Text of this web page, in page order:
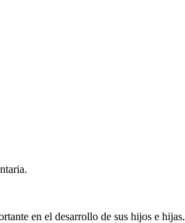
en el desarrollo de sus hijos e hijas.